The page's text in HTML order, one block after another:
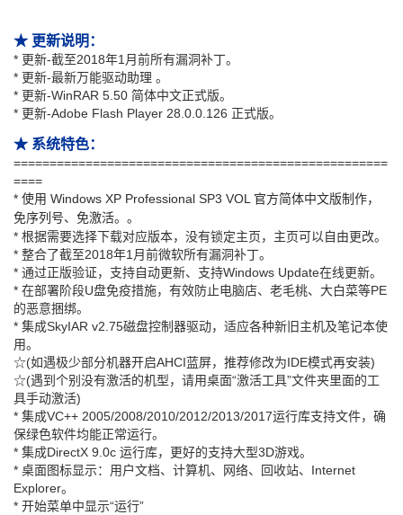
★ 更新说明：
* 更新-截至2018年1月前所有漏洞补丁。
* 更新-最新万能驱动助理 。
* 更新-WinRAR 5.50 简体中文正式版。
* 更新-Adobe Flash Player 28.0.0.126 正式版。
★ 系统特色：
====================================================
====
* 使用 Windows XP Professional SP3 VOL 官方简体中文版制作，
免序列号、免激活。 。
* 根据需要选择下载对应版本，没有锁定主页，主页可以自由更改。
* 整合了截至2018年1月前微软所有漏洞补丁。
* 通过正版验证，支持自动更新、支持Windows Update在线更新。
* 在部署阶段U盘免疫措施，有效防止电脑店、老毛桃、大白菜等PE
的恶意捆绑。
* 集成SkyIAR v2.75磁盘控制器驱动，适应各种新旧主机及笔记本使
用。
☆(如遇极少部分机器开启AHCI蓝屏，推荐修改为IDE模式再安装)
☆(遇到个别没有激活的机型，请用桌面“激活工具”文件夹里面的工
具手动激活)
* 集成VC++ 2005/2008/2010/2012/2013/2017运行库支持文件，确
保绿色软件均能正常运行。
* 集成DirectX 9.0c 运行库，更好的支持大型3D游戏。
* 桌面图标显示：用户文档、计算机、网络、回收站、Internet
Explorer。
* 开始菜单中显示“运行”